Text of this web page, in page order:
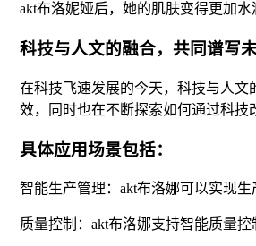
akt布洛妮娅后，她的肌肤变得更加
科技与人文的融合，共同谱写
在科技飞速发展的今天，科技与人
效，同时也在不断探索如何通过科技
具体应用场景包括：
智能生产管理：akt布洛娜可以实现
质量控制：akt布洛娜支持智能质量